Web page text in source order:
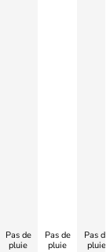
Pas de
pluie
Pas de
pluie
Pas de
pluie